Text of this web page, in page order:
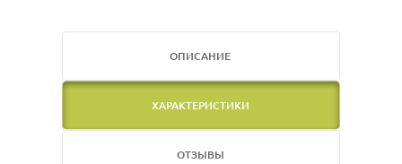
ОПИСАНИЕ
ХАРАКТЕРИСТИКИ
ОТЗЫВЫ